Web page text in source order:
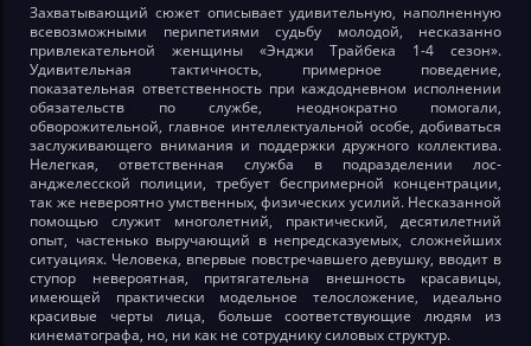
Захватывающий сюжет описывает удивительную, наполненную
всевозможными перипетиями судьбу молодой, несказанно
привлекательной женщины «Энджи Трайбека 1-4 сезон».
Удивительная тактичность, примерное поведение,
показательная ответственность при каждодневном исполнении
обязательств по службе, неоднократно помогали,
обворожительной, главное интеллектуальной особе, добиваться
заслуживающего внимания и поддержки дружного коллектива.
Нелегкая, ответственная служба в подразделении лос-
анджелесской полиции, требует беспримерной концентрации,
так же невероятно умственных, физических усилий. Несказанной
помощью служит многолетний, практический, десятилетний
опыт, частенько выручающий в непредсказуемых, сложнейших
ситуациях. Человека, впервые повстречавшего девушку, вводит в
ступор невероятная, притягательна внешность красавицы,
имеющей практически модельное телосложение, идеально
красивые черты лица, больше соответствующие людям из
кинематографа, но, ни как не сотруднику силовых структур.